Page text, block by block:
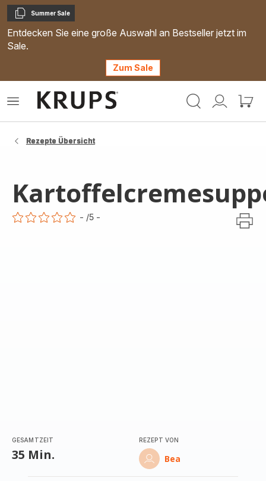
Kopieren
Summer Sale
Entdecken Sie eine große Auswahl an Bestseller jetzt im
Sale.
Zum Sale
Mein
Mein
Das
Rezepte Übersicht
- /5 -
GESAMTZEIT
35 Min.
REZEPT VON
Bea